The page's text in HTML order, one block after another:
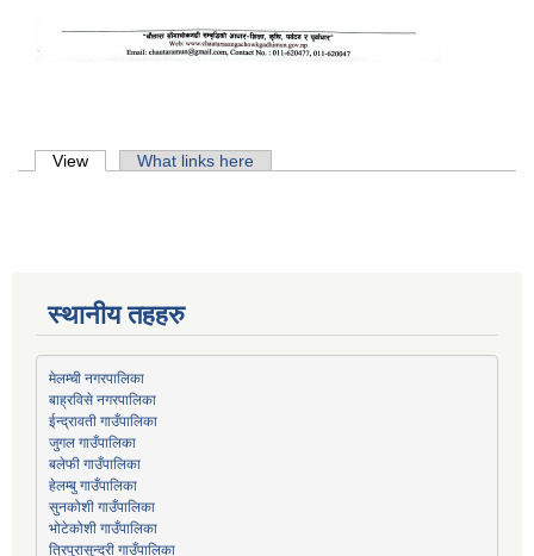
Primary tabs
View (active tab)What links here
स्थानीय तहहरु
मेलम्ची नगरपालिका
बाह्रविसे नगरपालिका
ईन्द्रावती गाउँपालिका
जुगल गाउँपालिका
बलेफी गाउँपालिका
हेलम्बु गाउँपालिका
सुनकोशी गाउँपालिका
भोटेकोशी गाउँपालिका
त्रिपुरासुन्दरी गाउँपालिका